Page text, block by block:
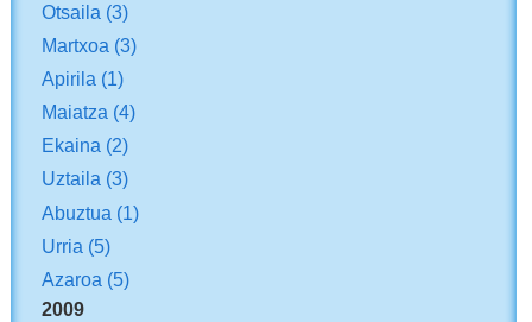
Otsaila (3)
Martxoa (3)
Apirila (1)
Maiatza (4)
Ekaina (2)
Uztaila (3)
Abuztua (1)
Urria (5)
Azaroa (5)
2009